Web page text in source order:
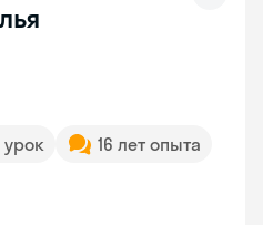
урок
16 лет опыта